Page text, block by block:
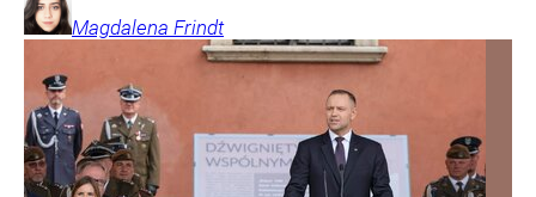
Magdalena Frindt